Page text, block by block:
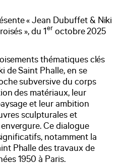
« Jean Dubuffet & Niki
», du 1er octobre 2025
thématiques clés
de Saint Phalle, en se
subversive du corps
des matériaux, leur
et leur ambition
sculpturales et
Ce dialogue
notamment la
Phalle des travaux de
1950 à Paris.